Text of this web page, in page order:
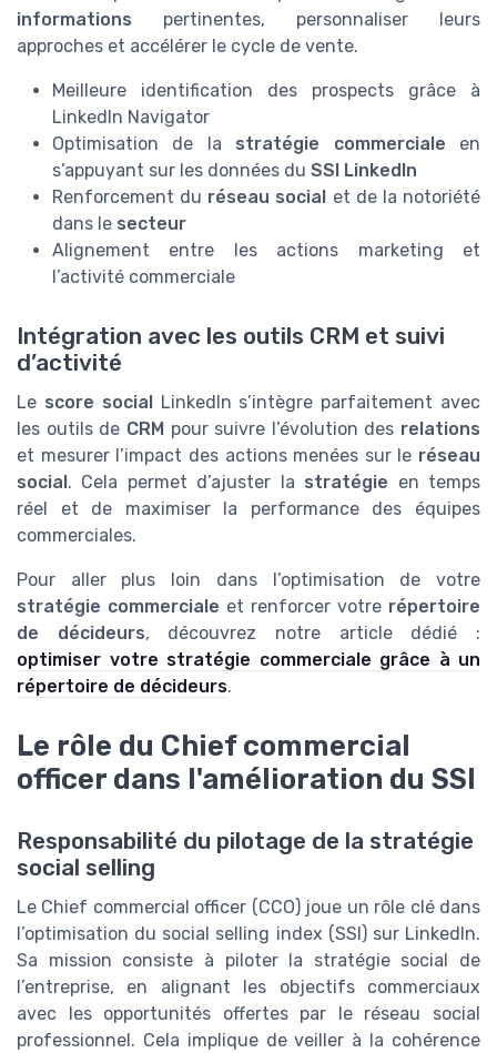
informations pertinentes, personnaliser leurs
approches et accélérer le cycle de vente.
Meilleure identification des prospects grâce à
LinkedIn Navigator
Optimisation de la stratégie commerciale en
s’appuyant sur les données du SSI LinkedIn
Renforcement du réseau social et de la notoriété
dans le secteur
Alignement entre les actions marketing et
l’activité commerciale
Intégration avec les outils CRM et suivi
d’activité
Le score socialLinkedIn s’intègre parfaitement avec
les outils de CRMpour suivre l’évolution des relations
et mesurer l’impact des actions menées sur le réseau
social. Cela permet d’ajuster la stratégie en temps
réel et de maximiser la performance des équipes
commerciales.
Pour aller plus loin dans l’optimisation de votre
stratégie commerciale et renforcer votre répertoire
de décideurs, découvrez notre article dédié :
optimiser votre stratégie commerciale grâce à un
répertoire de décideurs.
Le rôle du Chief commercial
officer dans l'amélioration du SSI
Responsabilité du pilotage de la stratégie
social selling
Le Chief commercial officer (CCO) joue un rôle clé dans
l’optimisation du social selling index (SSI) sur LinkedIn.
Sa mission consiste à piloter la stratégie social de
l’entreprise, en alignant les objectifs commerciaux
avec les opportunités offertes par le réseau social
professionnel. Cela implique de veiller à la cohérence